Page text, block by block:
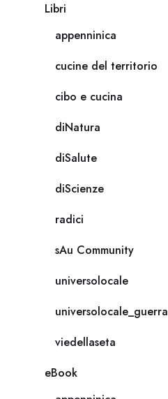
Libri
appenninica
cucine del territorio
cibo e cucina
diNatura
diSalute
diScienze
radici
sAu Community
universolocale
universolocale_guerra
viedellaseta
eBook